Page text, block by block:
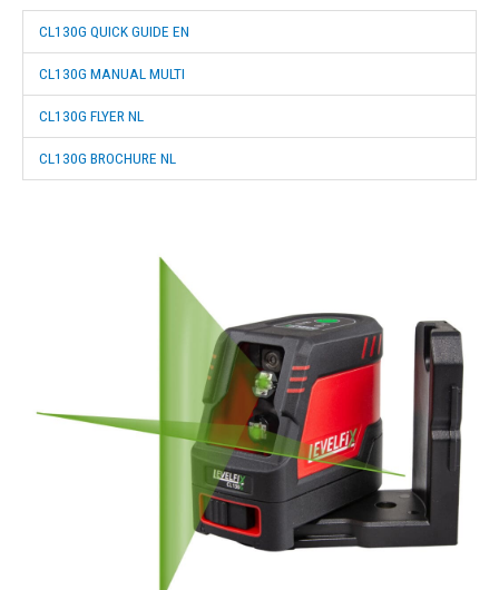
CL130G QUICK GUIDE EN
CL130G MANUAL MULTI
CL130G FLYER NL
CL130G BROCHURE NL